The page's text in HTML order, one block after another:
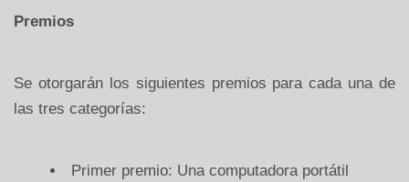
Premios
Se otorgarán los siguientes premios para cada una de
las tres categorías:
Primer premio: Una computadora portátil